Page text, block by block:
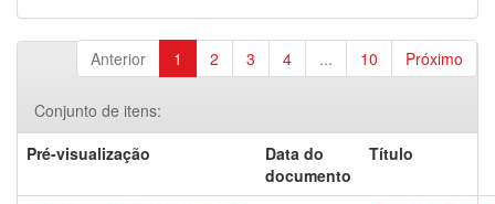
Anterior 1 2 3 4 ... 10 Próximo
Conjunto de itens:
Pré-visualização
Data do
documento
Título